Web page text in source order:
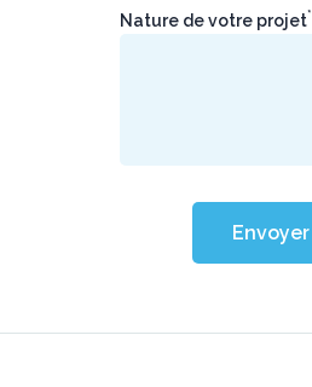
Nature de votre projet*
Envoyer